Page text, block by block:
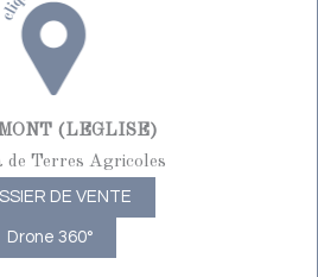
(LEGLISE)
de Terres Agricoles
DE VENTE
Drone 360°